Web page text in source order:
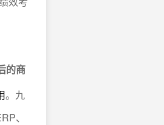
的商
。九
、